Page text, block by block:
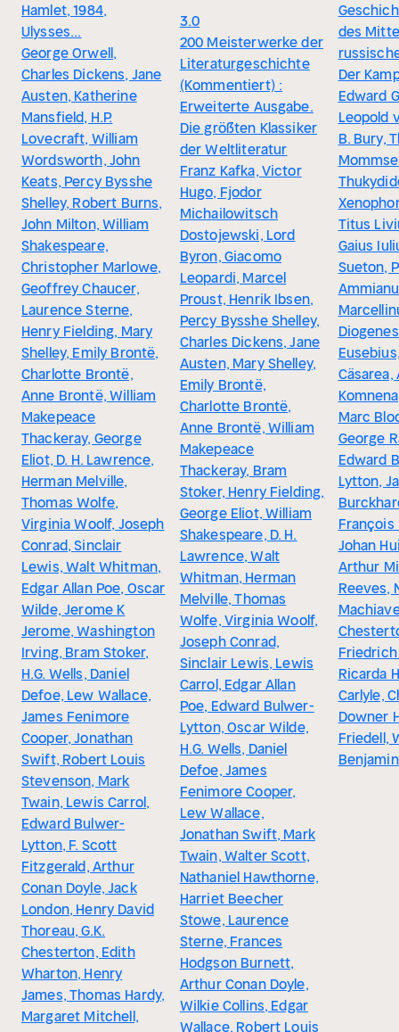
Hamlet, 1984,
Ulysses...
George Orwell,
Charles Dickens, Jane
Austen, Katherine
Mansfield, H.P.
Lovecraft, William
Wordsworth, John
Keats, Percy Bysshe
Shelley, Robert Burns,
John Milton, William
Shakespeare,
Christopher Marlowe,
Geoffrey Chaucer,
Laurence Sterne,
Henry Fielding, Mary
Shelley, Emily Brontë,
Charlotte Brontë,
Anne Brontë, William
Makepeace
Thackeray, George
Eliot, D. H. Lawrence,
Herman Melville,
Thomas Wolfe,
Virginia Woolf, Joseph
Conrad, Sinclair
Lewis, Walt Whitman,
Edgar Allan Poe, Oscar
Wilde, Jerome K
Jerome, Washington
Irving, Bram Stoker,
H.G. Wells, Daniel
Defoe, Lew Wallace,
James Fenimore
Cooper, Jonathan
Swift, Robert Louis
Stevenson, Mark
Twain, Lewis Carrol,
Edward Bulwer-
Lytton, F. Scott
Fitzgerald, Arthur
Conan Doyle, Jack
London, Henry David
Thoreau, G.K.
Chesterton, Edith
Wharton, Henry
James, Thomas Hardy,
Margaret Mitchell,
3.0
200 Meisterwerke der
Literaturgeschichte
(Kommentiert) :
Erweiterte Ausgabe.
Die größten Klassiker
der Weltliteratur
Franz Kafka, Victor
Hugo, Fjodor
Michailowitsch
Dostojewski, Lord
Byron, Giacomo
Leopardi, Marcel
Proust, Henrik Ibsen,
Percy Bysshe Shelley,
Charles Dickens, Jane
Austen, Mary Shelley,
Emily Brontë,
Charlotte Brontë,
Anne Brontë, William
Makepeace
Thackeray, Bram
Stoker, Henry Fielding,
George Eliot, William
Shakespeare, D. H.
Lawrence, Walt
Whitman, Herman
Melville, Thomas
Wolfe, Virginia Woolf,
Joseph Conrad,
Sinclair Lewis, Lewis
Carrol, Edgar Allan
Poe, Edward Bulwer-
Lytton, Oscar Wilde,
H.G. Wells, Daniel
Defoe, James
Fenimore Cooper,
Lew Wallace,
Jonathan Swift, Mark
Twain, Walter Scott,
Nathaniel Hawthorne,
Harriet Beecher
Stowe, Laurence
Sterne, Frances
Hodgson Burnett,
Arthur Conan Doyle,
Wilkie Collins, Edgar
Wallace, Robert Louis
des
Der
Edward
Leopold
B. Bury,
Titus
Gaius
Sueton,
Cäsarea,
Marc
George
Edward
Lytton,
François
Johan
Arthur
Reeves,
Ricarda
Carlyle,
Downer
Friedell,
Benjamin